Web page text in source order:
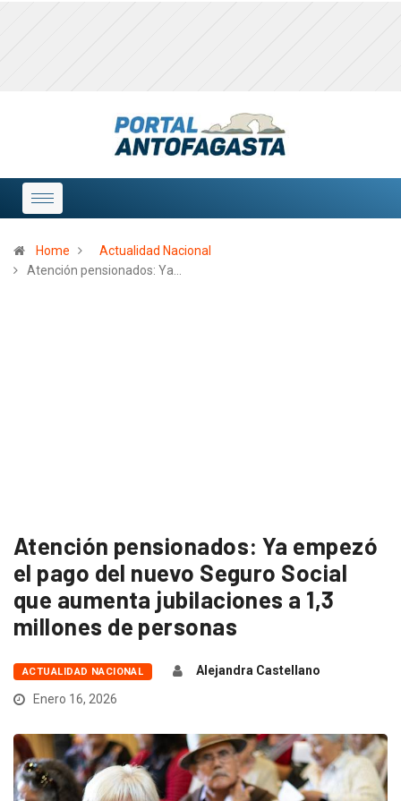
Home
Actualidad Nacional
Atención pensionados: Ya…
Atención pensionados: Ya empezó
el pago del nuevo Seguro Social
que aumenta jubilaciones a 1,3
millones de personas
ACTUALIDAD NACIONAL
Alejandra Castellano
Enero 16, 2026